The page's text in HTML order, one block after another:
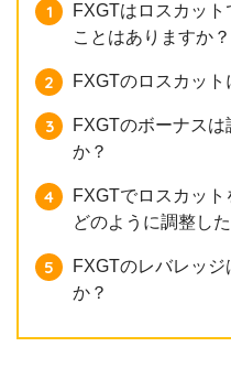
FXGTはロスカッ
ことはありますか？
FXGTのロスカット
FXGTのボーナス
か？
FXGTでロスカッ
どのように調整し
FXGTのレバレッ
か？